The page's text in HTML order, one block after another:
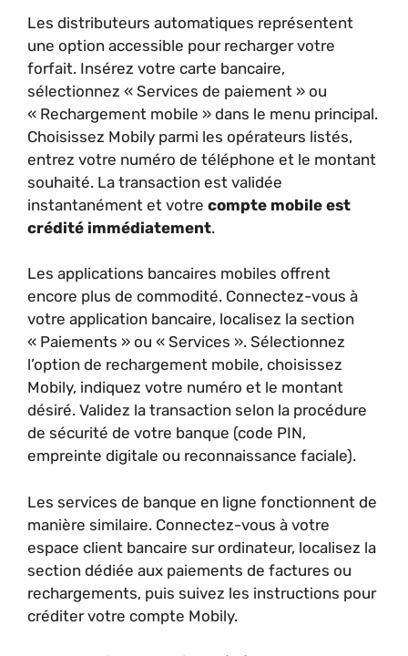
Les distributeurs automatiques représentent
une option accessible pour recharger votre
forfait. Insérez votre carte bancaire,
sélectionnez « Services de paiement » ou
« Rechargement mobile » dans le menu principal.
Choisissez Mobily parmi les opérateurs listés,
entrez votre numéro de téléphone et le montant
souhaité. La transaction est validée
instantanément et votre compte mobile est
crédité immédiatement.
Les applications bancaires mobiles offrent
encore plus de commodité. Connectez-vous à
votre application bancaire, localisez la section
« Paiements » ou « Services ». Sélectionnez
l’option de rechargement mobile, choisissez
Mobily, indiquez votre numéro et le montant
désiré. Validez la transaction selon la procédure
de sécurité de votre banque (code PIN,
empreinte digitale ou reconnaissance faciale).
Les services de banque en ligne fonctionnent de
manière similaire. Connectez-vous à votre
espace client bancaire sur ordinateur, localisez la
section dédiée aux paiements de factures ou
rechargements, puis suivez les instructions pour
créditer votre compte Mobily.